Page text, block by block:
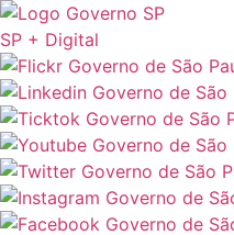
SP + Digital